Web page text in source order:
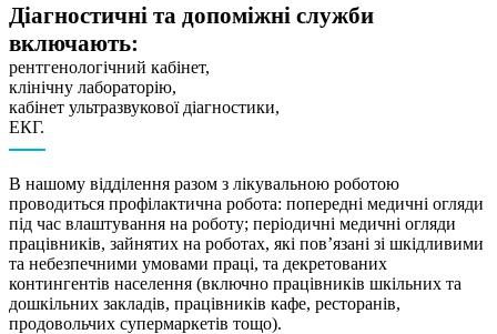
Діагностичні та допоміжні служби
включають:
рентгенологічний кабінет,
клінічну лабораторію,
кабінет ультразвукової діагностики,
ЕКГ.
В нашому відділення разом з лікувальною роботою
проводиться профілактична робота: попередні медичні огляди
під час влаштування на роботу; періодичні медичні огляди
працівників, зайнятих на роботах, які пов’язані зі шкідливими
та небезпечними умовами праці, та декретованих
контингентів населення (включно працівників шкільних та
дошкільних закладів, працівників кафе, ресторанів,
продовольчих супермаркетів тощо).